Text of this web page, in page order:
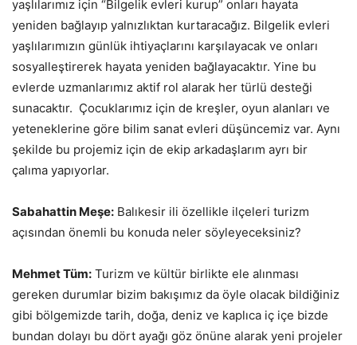
yaşlılarımız için “Bilgelik evleri kurup” onları hayata
yeniden bağlayıp yalnızlıktan kurtaracağız. Bilgelik evleri
yaşlılarımızın günlük ihtiyaçlarını karşılayacak ve onları
sosyalleştirerek hayata yeniden bağlayacaktır. Yine bu
evlerde uzmanlarımız aktif rol alarak her türlü desteği
sunacaktır. Çocuklarımız için de kreşler, oyun alanları ve
yeteneklerine göre bilim sanat evleri düşüncemiz var. Aynı
şekilde bu projemiz için de ekip arkadaşlarım ayrı bir
çalıma yapıyorlar.
Sabahattin Meşe: Balıkesir ili özellikle ilçeleri turizm
açısından önemli bu konuda neler söyleyeceksiniz?
Mehmet Tüm: Turizm ve kültür birlikte ele alınması
gereken durumlar bizim bakışımız da öyle olacak bildiğiniz
gibi bölgemizde tarih, doğa, deniz ve kaplıca iç içe bizde
bundan dolayı bu dört ayağı göz önüne alarak yeni projeler